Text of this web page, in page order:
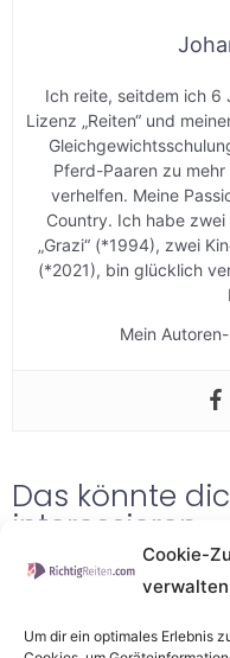
Cookie-
verwalten
Um dir ein optimales Erlebnis
Ich reite, seitdem ich 6
Lizenz „Reiten“ und
Pferd-Paaren zu mehr
verhelfen. Meine
Country. Ich habe zwei
„Grazi“ (*1994), zwei
(*2021), bin glücklich
Mein
Das könnte
interessieren